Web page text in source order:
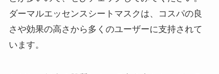
ダーマルエッセンスシートマスクは、コスパの良
さや効果の高さから多くのユーザーに支持されて
います。